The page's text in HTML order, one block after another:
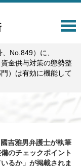
T
l
e
t
i
No.849）に、
金供与対策の態勢整
）は有効に機能して
吉雅男弁護士が執筆
のチェックポイント
るか」が掲載されま